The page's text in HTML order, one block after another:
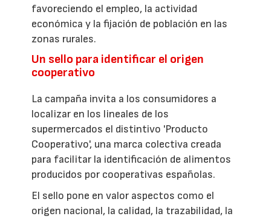
favoreciendo el empleo, la actividad
económica y la fijación de población en las
zonas rurales.
Un sello para identificar el origen
cooperativo
La campaña invita a los consumidores a
localizar en los lineales de los
supermercados el distintivo 'Producto
Cooperativo', una marca colectiva creada
para facilitar la identificación de alimentos
producidos por cooperativas españolas.
El sello pone en valor aspectos como el
origen nacional, la calidad, la trazabilidad, la